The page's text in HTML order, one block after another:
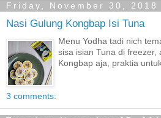
Friday, November 30, 2018
Nasi Gulung Kongbap Isi Tuna
Menu Yodha tadi nich
sisa isian Tuna di freezer,
Kongbap aja, praktia
3 comments: